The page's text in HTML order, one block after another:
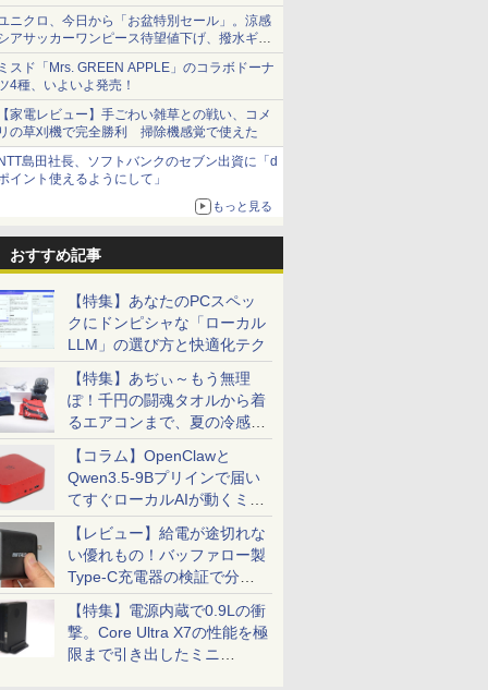
円から受付
ニクロ、今日から「お盆特別セール」。涼感
アサッカーワンピース待望値下げ、撥水ギア
ョーツは1990円に
スド「Mrs. GREEN APPLE」のコラボドーナ
4種、いよいよ発売！
家電レビュー】手ごわい雑草との戦い、コメ
の草刈機で完全勝利 掃除機感覚で使えた
島田社長、ソフトバンクのセブン出資に「d
イント使えるようにして」
もっと見る
おすすめ記事
【特集】あなたのPCスペッ
クにドンピシャな「ローカル
LLM」の選び方と快適化テク
【特集】あぢぃ～もう無理
ぽ！千円の闘魂タオルから着
るエアコンまで、夏の冷感グ
ッズ一挙紹介
【コラム】OpenClawと
Qwen3.5-9Bプリインで届い
てすぐローカルAIが動くミニ
PC「SER9 Pro」
【レビュー】給電が途切れな
い優れもの！バッファロー製
Type-C充電器の検証で分か
ったこと
【特集】電源内蔵で0.9Lの衝
撃。Core Ultra X7の性能を極
限まで引き出したミニ